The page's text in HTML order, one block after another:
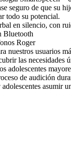
seguro de que su
todo su potencial.
en silencio, con
Bluetooth
Roger
nuestros usuarios
las necesidades
adolescentes
de audición
asumir